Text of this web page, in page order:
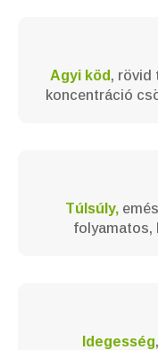
Agyi köd , rövid
koncentráció
Túlsúly,
folyamatos,
Idegesség